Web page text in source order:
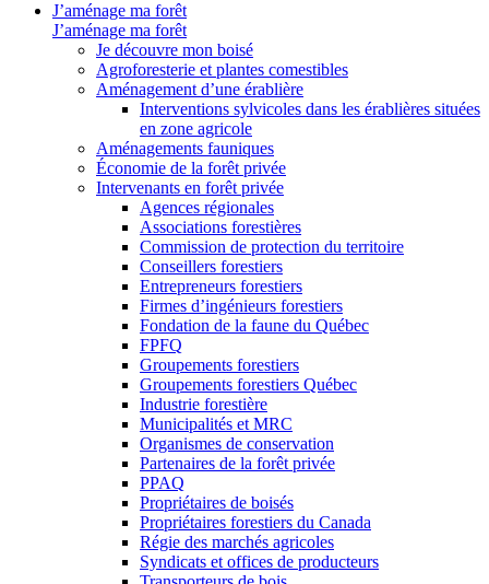
J’aménage ma forêt
J’aménage ma forêt
Je découvre mon boisé
Agroforesterie et plantes comestibles
Aménagement d’une érablière
Interventions sylvicoles dans les érablières situées
en zone agricole
Aménagements fauniques
Économie de la forêt privée
Intervenants en forêt privée
Agences régionales
Associations forestières
Commission de protection du territoire
Conseillers forestiers
Entrepreneurs forestiers
Firmes d’ingénieurs forestiers
Fondation de la faune du Québec
FPFQ
Groupements forestiers
Groupements forestiers Québec
Industrie forestière
Municipalités et MRC
Organismes de conservation
Partenaires de la forêt privée
PPAQ
Propriétaires de boisés
Propriétaires forestiers du Canada
Régie des marchés agricoles
Syndicats et offices de producteurs